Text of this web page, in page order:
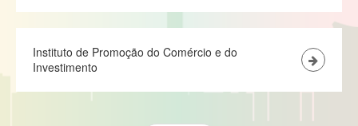
Instituto de Promoção do Comércio e do
Investimento